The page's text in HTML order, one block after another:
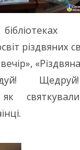
різдвяних
як